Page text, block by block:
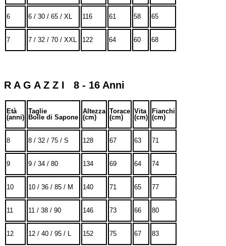
6 6 / 30 / 65 / XL 116 61 58 65
7 7 / 32 / 70 / XXL 122 64 60 68
R A G A Z Z I 8 - 16 Anni
Età
(anni)
Taglie
Bolle di Sapone
Altezza
(cm)
Torace
(cm)
Vita
(cm)
Fianchi
(cm)
8 8 / 32 / 75 / S 128 67 63 71
9 9 / 34 / 80 134 69 64 74
10 10 / 36 / 85 / M 140 71 65 77
11 11 / 38 / 90 146 73 66 80
12 12 / 40 / 95 / L 152 75 67 83